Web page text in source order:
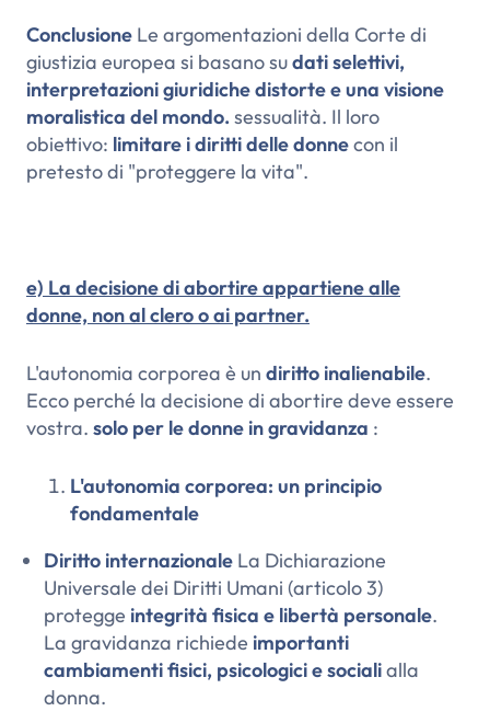
Conclusione Le argomentazioni della Corte di
giustizia europea si basano sudati selettivi,
interpretazioni giuridiche distorte e una visione
moralistica del mondo. sessualità. Il loro
obiettivo: limitare i diritti delle donnecon il
pretesto di "proteggere la vita".
e) La decisione di abortire appartiene alle
donne, non al clero o ai partner.
L'autonomia corporea è un diritto inalienabile.
Ecco perché la decisione di abortire deve essere
vostra. solo per le donne in gravidanza :
L'autonomia corporea: un principio
fondamentale
Diritto internazionale La Dichiarazione
Universale dei Diritti Umani (articolo 3)
protegge integrità fisica e libertà personale.
La gravidanza richiede importanti
cambiamenti fisici, psicologici e socialialla
donna.